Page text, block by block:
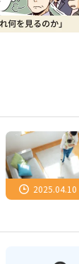
2025.04.10